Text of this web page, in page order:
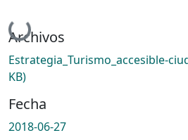
Cargando...
Archivos
Estrategia_Turismo_accesible-
KB)
Fecha
2018-06-27